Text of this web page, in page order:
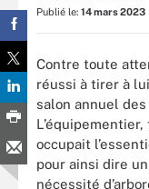
Publié le: 14 mars 2023
Contre toute
réussi à tirer à
salon annuel
occupait
pour ainsi dire
nécessité